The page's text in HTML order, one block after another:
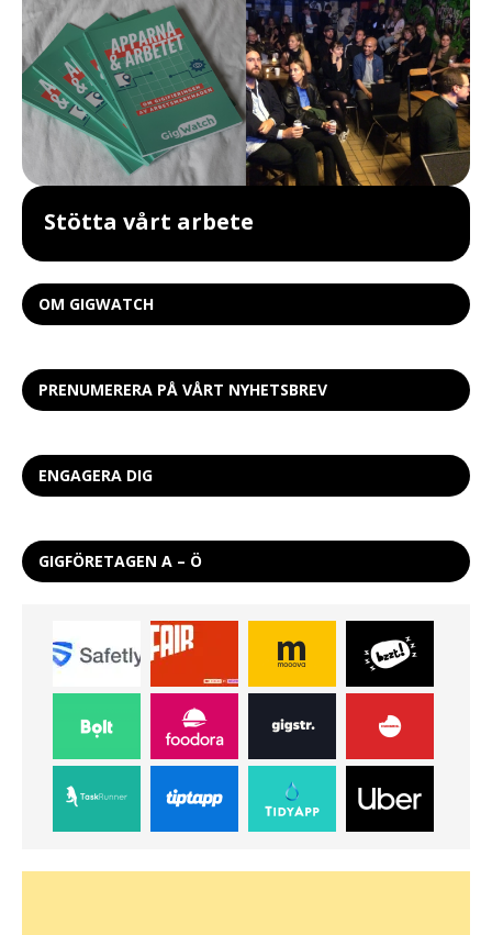
Stötta vårt arbete
OM GIGWATCH
PRENUMERERA PÅ VÅRT NYHETSBREV
ENGAGERA DIG
GIGFÖRETAGEN A – Ö